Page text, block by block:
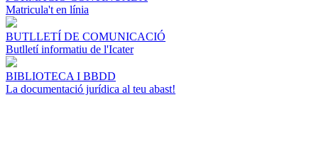
Matricula't en línia
BUTLLETÍ DE COMUNICACIÓ
Butlletí informatiu de l'Icater
BIBLIOTECA I BBDD
La documentació jurídica al teu abast!